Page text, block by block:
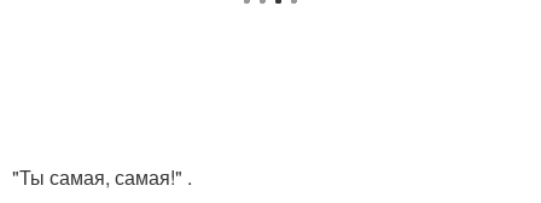
"Ты самая, самая!" .